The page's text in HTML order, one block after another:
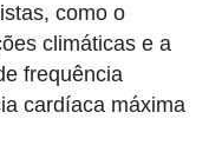
como o
climáticas e a
frequência
cardíaca máxima